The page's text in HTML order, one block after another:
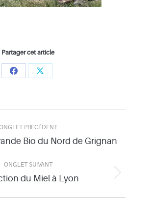
Partager cet article
Share
Share
PRÉCÉDENT
Onglet
Bio du Nord de Grignan
ONGLET SUIVANT
Onglet
du Miel à Lyon